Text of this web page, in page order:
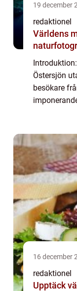
19 december
redaktionel
Världens
Östersjön
besökare
har for...
16 december
redaktionel
Upptäck